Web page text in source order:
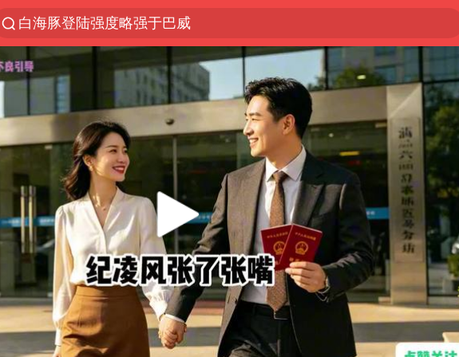
白海豚登陆强度略强于巴威
上半年我国经营主体结构持续优化
《披荆斩棘2026》阵容官宣
浙江省委书记：该停下的坚决停下来
杭州机场已取消航班388架次
中国籍豪华游艇富商之子在泰国被杀
上海中心千吨“镇楼神器”摆动明显
白海豚北上或致京津冀暴雨
看完所有石窟需2000元？景区回应
10余省份将出现强风雨 局地特大暴雨
广西公开征集涉黑涉恶犯罪线索